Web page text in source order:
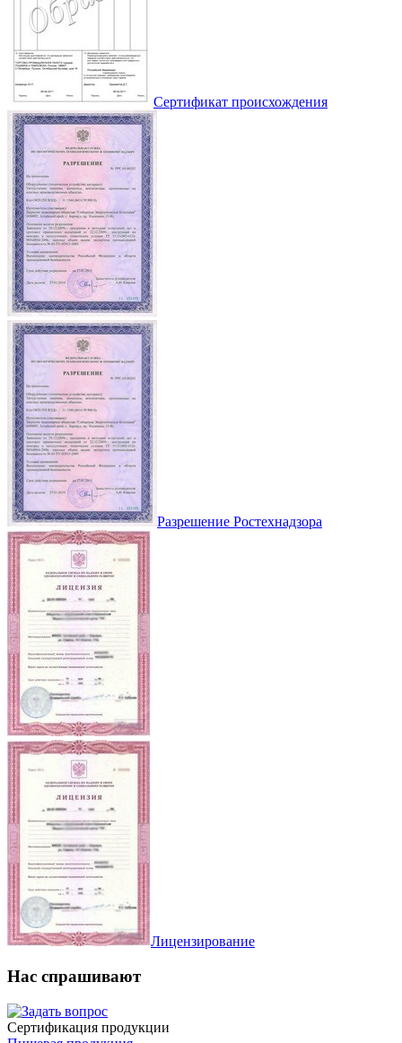
Сертификат происхождения
Разрешение Ростехнадзора
Лицензирование
Нас спрашивают
Сертификация продукции